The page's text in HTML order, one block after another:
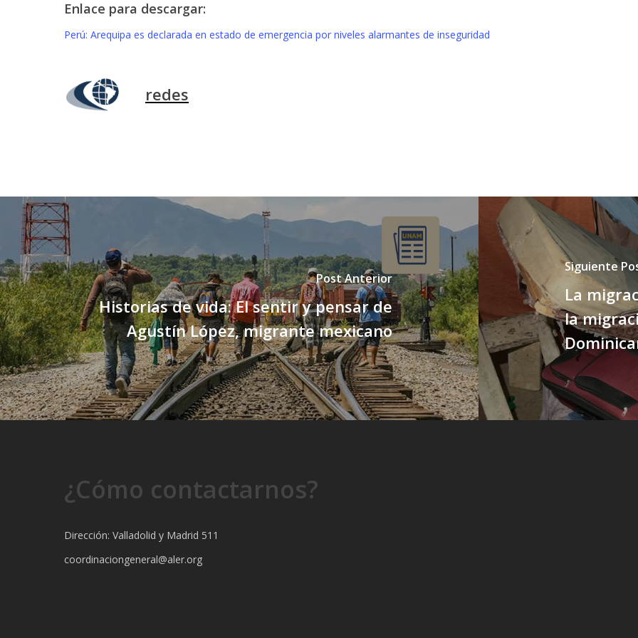
Enlace para descargar:
Perú: Arequipa es declarada en estado de emergencia por niveles alarmantes de inseguridad
redes
Post Anterior
Historias de vida: El sentir y pensar de
Agustín López, migrante mexicano
Siguiente
La
la
¿Cómo contactarnos?
Dirección: Valladolid y Madrid 511
coordinaciongeneral@aler.org